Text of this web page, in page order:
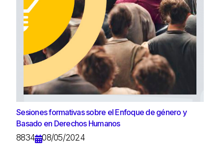
Sesiones formativas sobre el Enfoque de género y
Basado en Derechos Humanos
8834
08/05/2024